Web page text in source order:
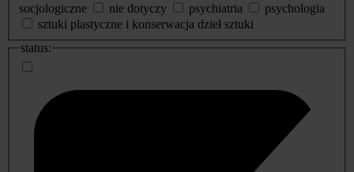
socjologiczne
nie dotyczy psychiatria
psychologia
sztuki plastyczne i konserwacja dzieł sztuki
status: